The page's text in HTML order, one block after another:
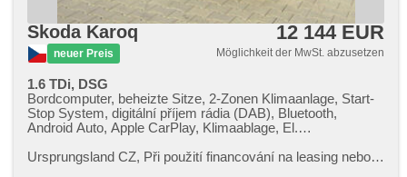
Skoda Karoq
neuer Preis
12 144 EUR
Möglichkeit der MwSt. abzusetzen
1.6 TDi, DSG
Bordcomputer, beheizte Sitze, 2-Zonen Klimaanlage, Start-
Stop System, digitální příjem rádia (DAB), Bluetooth,
Android Auto, Apple CarPlay, Klimaablage, El.
einstellbar, Navigation, Multifunktionslenkrad, USB,
Ursprungsland CZ,​ Při použití financování na leasing nebo